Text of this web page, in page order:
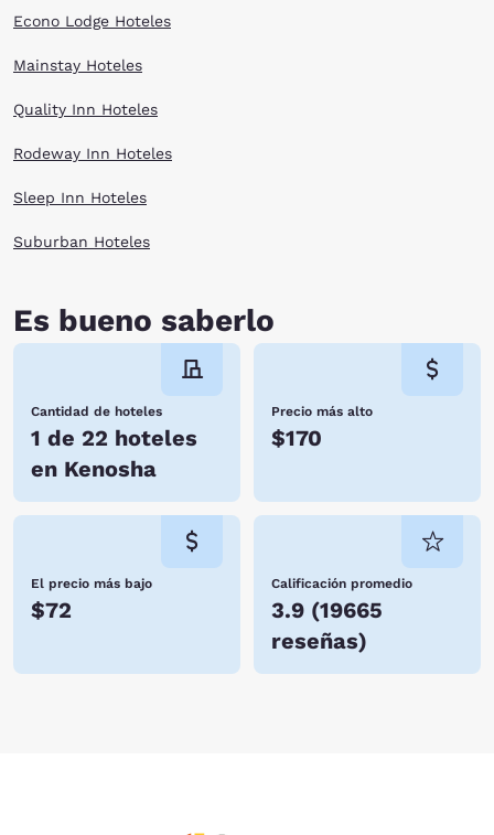
in Kenosha, WI, you’ll have a convenient location for a visitor to
Econo Lodge Hoteles
Mainstay Hoteles
Quality Inn Hoteles
Rodeway Inn Hoteles
Sleep Inn Hoteles
Suburban Hoteles
Es bueno saberlo
Cantidad de hoteles
1 de 22 hoteles
en Kenosha
Precio más alto
$170
El precio más bajo
$72
Calificación promedio
3.9 (19665
reseñas)